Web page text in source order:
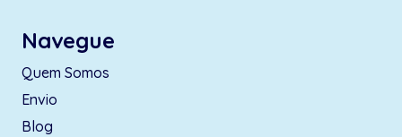
Navegue
Quem Somos
Envio
Blog